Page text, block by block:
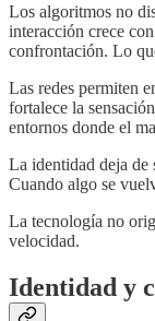
Los algoritmos no
interacción crece
confrontación. Lo
Las redes permiten
fortalece la
entornos donde el
La identidad deja de
Cuando algo se
La tecnología no
velocidad.
Identidad y